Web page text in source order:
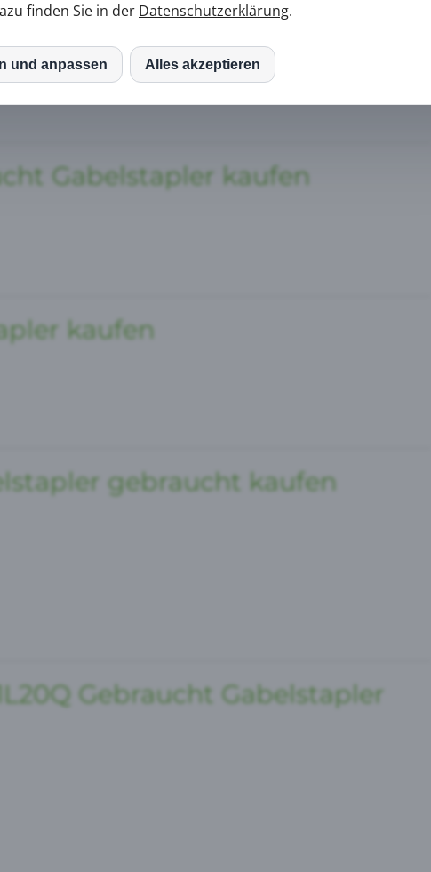
Gabelstapler kaufen
Gabelstapler kaufen
kaufen
gebraucht kaufen
Gebraucht Gabelstapler
finden Sie in der Datenschutzerklärung.
und anpassen Alles akzeptieren